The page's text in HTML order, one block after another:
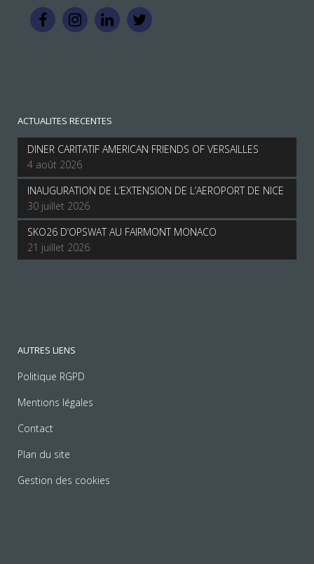
ACTUALITES RECENTES
DINER CARITATIF AMERICAN FRIENDS OF VERSAILLES
4 août 2026
INAUGURATION DE L’EXTENSION DE L’AEROPORT DE NICE
30 juillet 2026
SKO26 D’OPSWAT AU FAIRMONT MONACO
21 juillet 2026
AUTRES LIENS
Politique RGPD
Mentions légales
Contact
Plan du site
Gestion des cookies